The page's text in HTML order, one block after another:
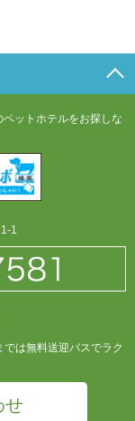
ットホテルをお探しな
1
は無料送迎バスでラク
せ